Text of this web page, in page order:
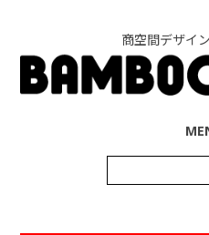
商空間デザイ
索: